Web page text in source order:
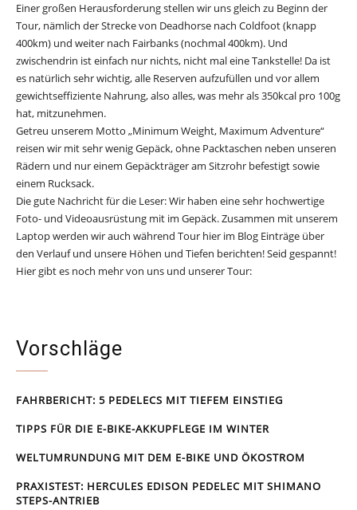
Einer großen Herausforderung stellen wir uns gleich zu Beginn der
Tour, nämlich der Strecke von Deadhorse nach Coldfoot (knapp
400km) und weiter nach Fairbanks (nochmal 400km). Und
zwischendrin ist einfach nur nichts, nicht mal eine Tankstelle! Da ist
es natürlich sehr wichtig, alle Reserven aufzufüllen und vor allem
gewichtseffiziente Nahrung, also alles, was mehr als 350kcal pro 100g
hat, mitzunehmen.
Getreu unserem Motto „Minimum Weight, Maximum Adventure“
reisen wir mit sehr wenig Gepäck, ohne Packtaschen neben unseren
Rädern und nur einem Gepäckträger am Sitzrohr befestigt sowie
einem Rucksack.
Die gute Nachricht für die Leser: Wir haben eine sehr hochwertige
Foto- und Videoausrüstung mit im Gepäck. Zusammen mit unserem
Laptop werden wir auch während Tour hier im Blog Einträge über
den Verlauf und unsere Höhen und Tiefen berichten! Seid gespannt!
Hier gibt es noch mehr von uns und unserer Tour:
Vorschläge
FAHRBERICHT: 5 PEDELECS MIT TIEFEM EINSTIEG
TIPPS FÜR DIE E-BIKE-AKKUPFLEGE IM WINTER
WELTUMRUNDUNG MIT DEM E-BIKE UND ÖKOSTROM
PRAXISTEST: HERCULES EDISON PEDELEC MIT SHIMANO
STEPS-ANTRIEB